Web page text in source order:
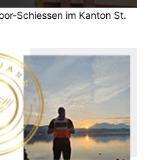
Schiessen im Kanton St.